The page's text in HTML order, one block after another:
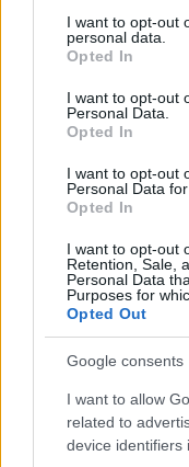
not limited to your
grant or deny
use your data for
consent section.
I want to opt-out
personal data.
Opted In
I want to opt-out
Personal Data.
Opted In
I want to opt-out
Personal Data
Opted In
I want to opt-out
Retention, Sale,
Personal Data
Purposes for
Opted Out
Google consents
I want to allow
related to
device identifiers
SZÁLLODÁKBAN A
Ez a szer tényleg
24 óra